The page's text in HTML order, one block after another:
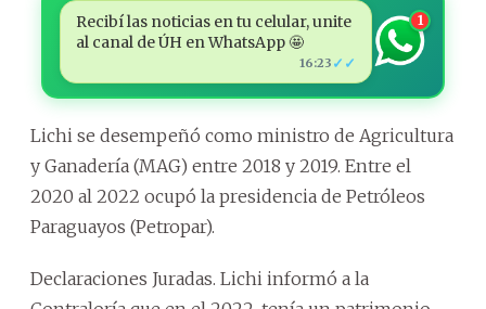
Recibí las noticias en tu celular, unite
al canal de ÚH en WhatsApp 🤩
16:23 ✓✓
1
Lichi se desempeñó como ministro de Agricultura
y Ganadería (MAG) entre 2018 y 2019. Entre el
2020 al 2022 ocupó la presidencia de Petróleos
Paraguayos (Petropar).
Declaraciones Juradas. Lichi informó a la